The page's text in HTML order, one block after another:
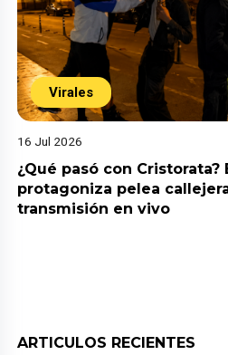
Virales
16 Jul 2026
¿Qué pasó con Cristorata?
protagoniza pelea
transmisión en vivo
ARTICULOS RECIENTES